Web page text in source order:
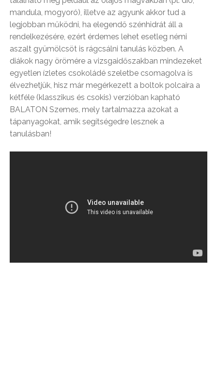
mandula, mogyoró), illetve az agyunk akkor tud a
legjobban működni, ha elegendő szénhidrát áll a
rendelkezésére, ezért érdemes lehet esetleg némi
aszalt gyümölcsöt is rágcsálni tanulás közben. A
diákok nagy örömére a vizsgaidőszakban mindezeket
egyetlen ízletes csokoládé szeletbe csomagolva is
élvezhetjük, hisz már megérkezett a boltok polcaira a
kétféle (klasszikus és csokis) verzióban kapható
BALATON Szemes, mely tartalmazza azokat a
tápanyagokat, amik segítségedre lesznek a
tanulásban!